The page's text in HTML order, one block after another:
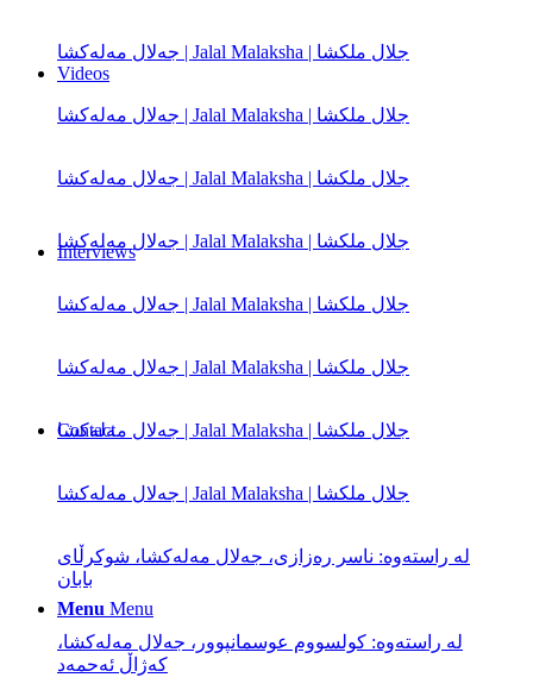
Videos
Interviews
Contact
Menu Menu
جەلال مەلەكشا | Jalal Malaksha | جلال ملکشا
جەلال مەلەكشا | Jalal Malaksha | جلال ملکشا
جەلال مەلەكشا | Jalal Malaksha | جلال ملکشا
جەلال مەلەكشا | Jalal Malaksha | جلال ملکشا
جەلال مەلەكشا | Jalal Malaksha | جلال ملکشا
جەلال مەلەكشا | Jalal Malaksha | جلال ملکشا
جەلال مەلەكشا | Jalal Malaksha | جلال ملکشا
جەلال مەلەكشا | Jalal Malaksha | جلال ملکشا
له‌ راسته‌وه‌: ناسر ره‌زازی، جه‌لال مه‌له‌کشا، شوکرڵای
بابان
له‌ راسته‌وه‌: کولسووم عوسمانپوور، جه‌لال مه‌له‌کشا،
کەژاڵ ئەحمەد